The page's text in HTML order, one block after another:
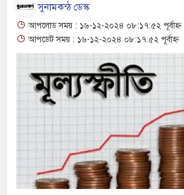
সম্মেলন রফিকুল ইসলামের প্রতিপক্ষের সব অভিযোগ
সংকট চুলা জ্বলে না, পাম্পে দীর্ঘ লাইন
নিয়েছে দালাল চক্র
সম্প্রসারিত প্রশাসনিক ভবনের উদ্বোধন
তৎপরতা চালানোর মুরোদ আওয়ামী লীগের নেই :
সুনামকন্ঠ ডেস্ক
আপলোড সময় : ১৬-১২-২০২৪ ০৮:১৭:৫২ পূর্বাহ্ন
আপডেট সময় : ১৬-১২-২০২৪ ০৮:১৭:৫২ পূর্বাহ্ন